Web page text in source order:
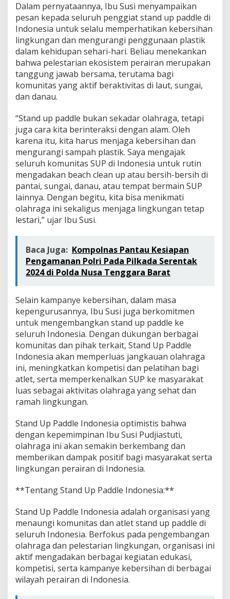
Dalam pernyataannya, Ibu Susi menyampaikan
pesan kepada seluruh penggiat stand up paddle di
Indonesia untuk selalu memperhatikan kebersihan
lingkungan dan mengurangi penggunaan plastik
dalam kehidupan sehari-hari. Beliau menekankan
bahwa pelestarian ekosistem perairan merupakan
tanggung jawab bersama, terutama bagi
komunitas yang aktif beraktivitas di laut, sungai,
dan danau.
“Stand up paddle bukan sekadar olahraga, tetapi
juga cara kita berinteraksi dengan alam. Oleh
karena itu, kita harus menjaga kebersihan dan
mengurangi sampah plastik. Saya mengajak
seluruh komunitas SUP di Indonesia untuk rutin
mengadakan beach clean up atau bersih-bersih di
pantai, sungai, danau, atau tempat bermain SUP
lainnya. Dengan begitu, kita bisa menikmati
olahraga ini sekaligus menjaga lingkungan tetap
lestari,” ujar Ibu Susi.
Baca Juga: Kompolnas Pantau Kesiapan
Pengamanan Polri Pada Pilkada Serentak
2024 di Polda Nusa Tenggara Barat
Selain kampanye kebersihan, dalam masa
kepengurusannya, Ibu Susi juga berkomitmen
untuk mengembangkan stand up paddle ke
seluruh Indonesia. Dengan dukungan berbagai
komunitas dan pihak terkait, Stand Up Paddle
Indonesia akan memperluas jangkauan olahraga
ini, meningkatkan kompetisi dan pelatihan bagi
atlet, serta memperkenalkan SUP ke masyarakat
luas sebagai aktivitas olahraga yang sehat dan
ramah lingkungan.
Stand Up Paddle Indonesia optimistis bahwa
dengan kepemimpinan Ibu Susi Pudjiastuti,
olahraga ini akan semakin berkembang dan
memberikan dampak positif bagi masyarakat serta
lingkungan perairan di Indonesia.
**Tentang Stand Up Paddle Indonesia:**
Stand Up Paddle Indonesia adalah organisasi yang
menaungi komunitas dan atlet stand up paddle di
seluruh Indonesia. Berfokus pada pengembangan
olahraga dan pelestarian lingkungan, organisasi ini
aktif mengadakan berbagai kegiatan edukasi,
kompetisi, serta kampanye kebersihan di berbagai
wilayah perairan di Indonesia.